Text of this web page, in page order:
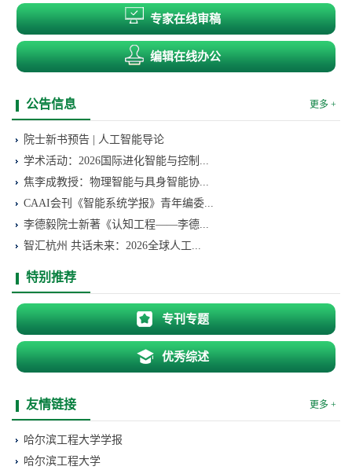
专家在线审稿
编辑在线办公
公告信息 更多 +
院士新书预告 | 人工智能导论
学术活动：2026国际进化智能与控制...
焦李成教授：物理智能与具身智能协...
CAAI会刊《智能系统学报》青年编委...
李德毅院士新著《认知工程——李德...
智汇杭州 共话未来：2026全球人工...
特别推荐
专刊专题
优秀综述
友情链接 更多 +
哈尔滨工程大学学报
哈尔滨工程大学